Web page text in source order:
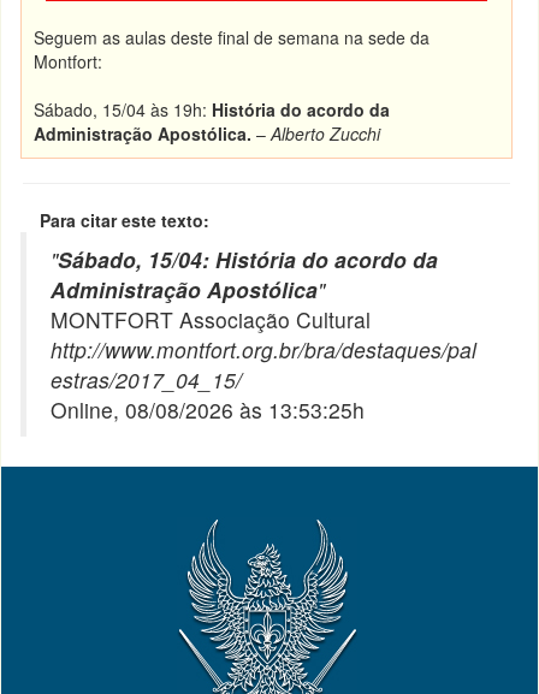
Seguem as aulas deste final de semana na sede da
Montfort:
Sábado, 15/04 às 19h: História do acordo da
Administração Apostólica.–Alberto Zucchi
Para citar este texto:
"Sábado, 15/04: História do acordo da
Administração Apostólica"
MONTFORT Associação Cultural
http://www.montfort.org.br/bra/destaques/pal
estras/2017_04_15/
Online, 08/08/2026 às 13:53:25h